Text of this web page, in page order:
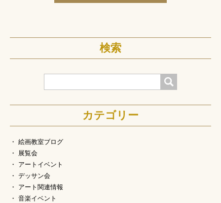
検索
検索
カテゴリー
絵画教室ブログ
展覧会
アートイベント
デッサン会
アート関連情報
音楽イベント